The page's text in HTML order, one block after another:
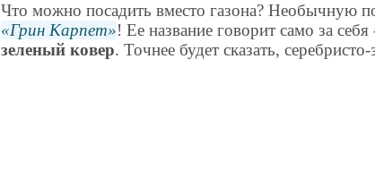
Что можно посадить вместо газона? Необычную
Грин Карпет ! Ее название говорит само за
зеленый ковер. Точнее будет сказать,